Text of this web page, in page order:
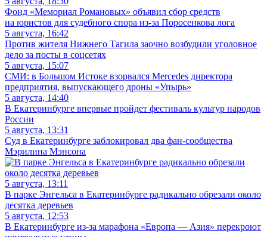
Фонд «Мемориал Романовых» объявил сбор средств
на юристов для судебного спора из-за Поросенкова лога
5 августа, 16:42
Против жителя Нижнего Тагила заочно возбудили уголовное
дело за посты в соцсетях
5 августа, 15:07
СМИ: в Большом Истоке взорвался Mercedes директора
предприятия, выпускающего дроны «Упырь»
5 августа, 14:40
В Екатеринбурге впервые пройдет фестиваль культур народов
России
5 августа, 13:31
Суд в Екатеринбурге заблокировал два фан-сообщества
Мэрилина Мэнсона
5 августа, 13:11
В парке Энгельса в Екатеринбурге радикально обрезали около
десятка деревьев
5 августа, 12:53
В Екатеринбурге из-за марафона «Европа — Азия» перекроют